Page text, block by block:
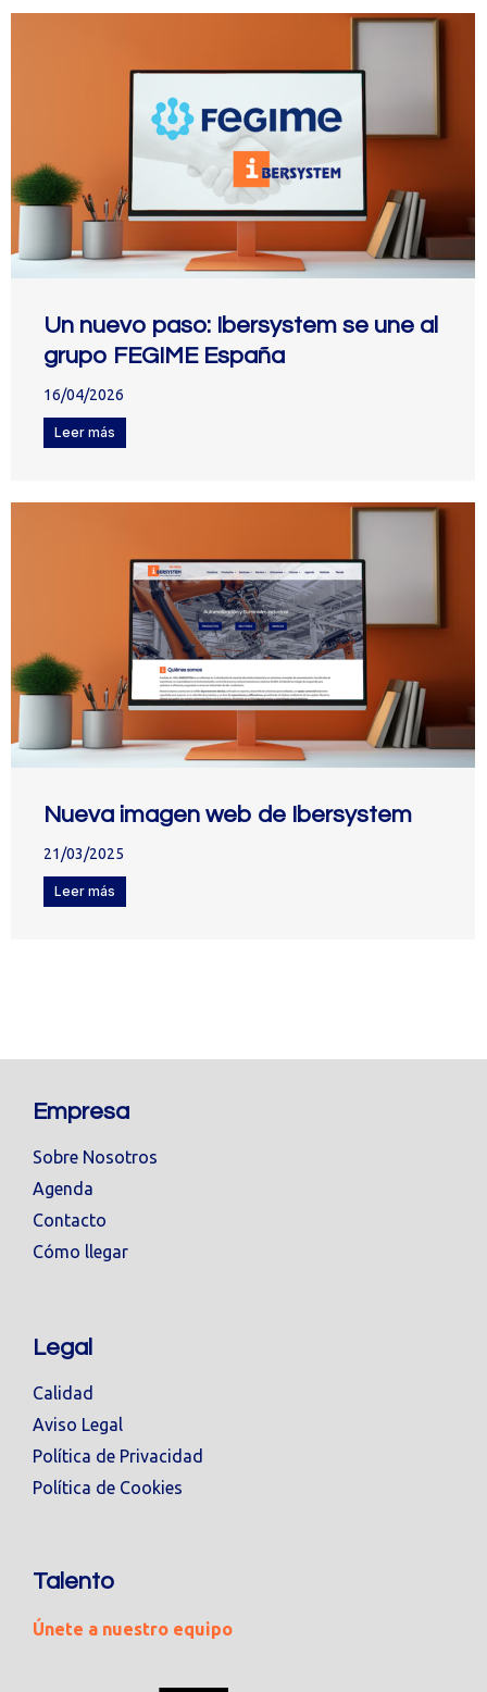
Un nuevo paso: Ibersystem se une al
grupo FEGIME España
16/04/2026
Leer más
Nueva imagen web de Ibersystem
21/03/2025
Leer más
Empresa
Sobre Nosotros
Agenda
Contacto
Cómo llegar
Legal
Calidad
Aviso Legal
Política de Privacidad
Política de Cookies
Talento
Únete a nuestro equipo